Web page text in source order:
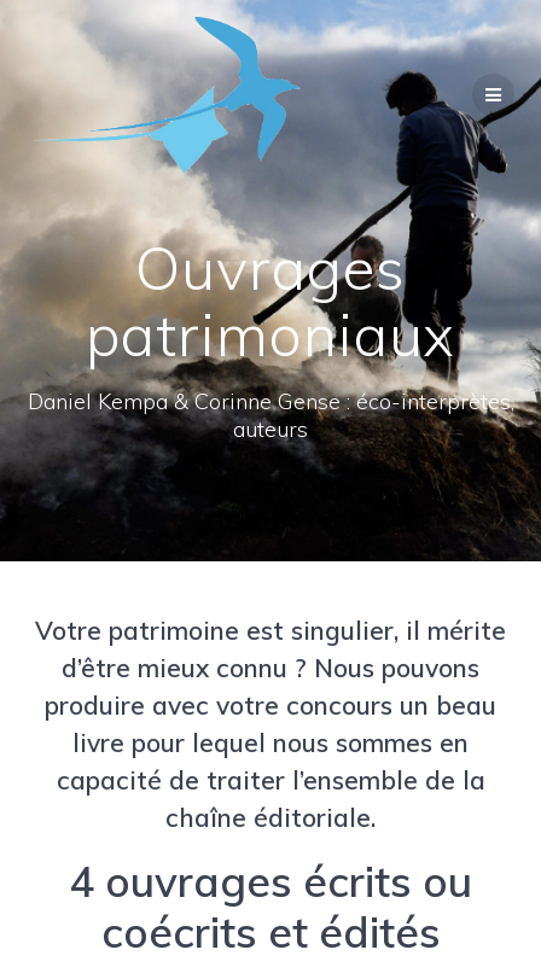
au
contenu
Ouvrages
patrimoniaux
Daniel Kempa & Corinne Gense : éco-interprètes,
auteurs
Votre patrimoine est singulier, il mérite
d’être mieux connu ? Nous pouvons
produire avec votre concours un beau
livre pour lequel nous sommes en
capacité de traiter l’ensemble de la
chaîne éditoriale.
4 ouvrages écrits ou
coécrits et édités